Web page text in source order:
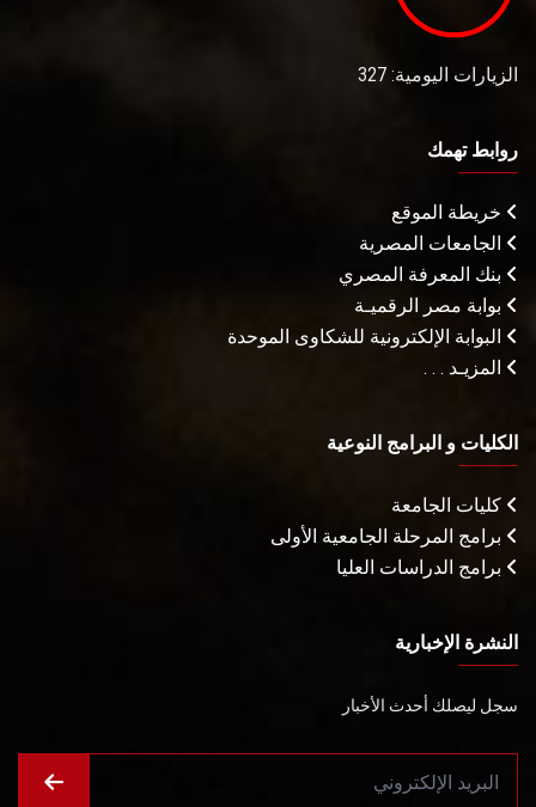
الزيارات اليومية: 327
روابط تهمك
خريطة الموقع
الجامعات المصرية
بنك المعرفة المصري
بوابة مصر الرقميـة
البوابة الإلكترونية للشكاوى الموحدة
المزيـد . . .
الكليات و البرامج النوعية
كليات الجامعة
برامج المرحلة الجامعية الأولى
برامج الدراسات العليا
النشرة الإخبارية
سجل ليصلك أحدث الأخبار